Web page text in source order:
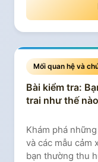
Mối quan hệ và
Bài kiểm tra:
trai như thế
Khám phá
và các mẫu cảm
bạn thường thu